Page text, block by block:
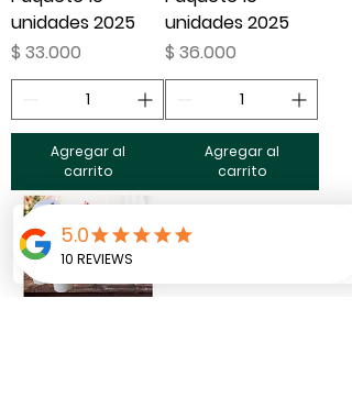
unidades 2025
Precio
$ 33.000
Agregar al
carrito
unidades 2025
Precio
$ 36.000
Agregar al
carrito